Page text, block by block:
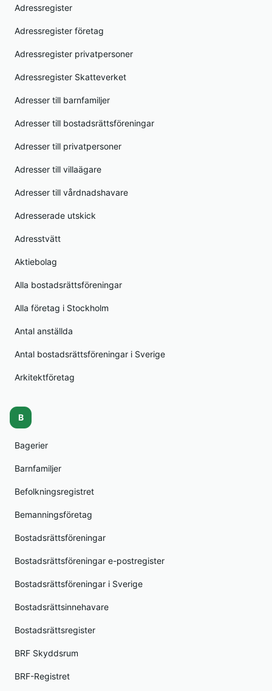
Adressregister
Adressregister företag
Adressregister privatpersoner
Adressregister Skatteverket
Adresser till barnfamiljer
Adresser till bostadsrättsföreningar
Adresser till privatpersoner
Adresser till villaägare
Adresser till vårdnadshavare
Adresserade utskick
Adresstvätt
Aktiebolag
Alla bostadsrättsföreningar
Alla företag i Stockholm
Antal anställda
Antal bostadsrättsföreningar i Sverige
Arkitektföretag
B
Bagerier
Barnfamiljer
Befolkningsregistret
Bemanningsföretag
Bostadsrättsföreningar
Bostadsrättsföreningar e-postregister
Bostadsrättsföreningar i Sverige
Bostadsrättsinnehavare
Bostadsrättsregister
BRF Skyddsrum
BRF-Registret